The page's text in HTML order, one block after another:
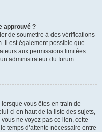
approuvé ?
de soumettre à des vérifications
Il est également possible que
aux permissions limitées.
administrateur du forum.
vous êtes en train de
ci en haut de la liste des sujets,
ne voyez pas ce lien, cette
temps d’attente nécessaire entre